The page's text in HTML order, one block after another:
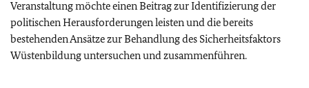
Veranstaltung möchte einen Beitrag zur Identifizierung der
politischen Herausforderungen leisten und die bereits
bestehenden Ansätze zur Behandlung des Sicherheitsfaktors
Wüstenbildung untersuchen und zusammenführen.